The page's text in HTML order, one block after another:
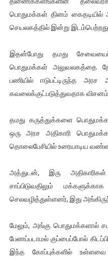
ஐ.நா முன்றலில் சீரற்ற
ஜனாதிபதி ஐக்கிய
32 CM விநோத
பொதுமக்கள் தினம்
செயலகத்தில் இன்று இடம்பெற்றது.
இதன்போது தமது
பொதுமக்கள் அலுவலகத்தை
பணியில் ஈடுபட்டிருந்த
கவலைக்குட்படுத்துவதாக விசனம்
தமது கருத்துக்களை
ஒரு அரச அதிகாரி
தொலைபேசியில் உரையாடிய
அத்துடன், இரு
சாப்பிடுவதிலும்
செலவழித்துள்ளனர், இது
மேலும், அங்கு பொதுமக்களால்
பேணப்படாமல் குப்பைப்போல்
இந்த கோப்புக்களில் உள்ளவை